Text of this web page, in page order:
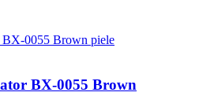
BX-0055 Brown